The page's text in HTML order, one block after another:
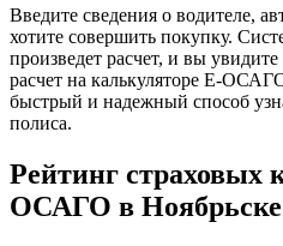
Введите сведения о водителе,
хотите совершить покупку.
произведет расчет, и вы
расчет на калькуляторе Е-
быстрый и надежный способ
полиса.
Рейтинг страховых
ОСАГО в Ноябрьске